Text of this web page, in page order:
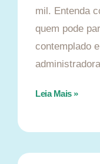
mil. Entenda
quem pode
contemplado
Leia Mais »